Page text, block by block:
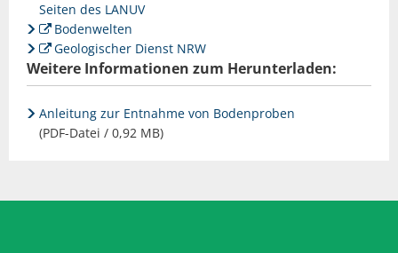
Seiten des LANUV
Bodenwelten
Geologischer Dienst NRW
Weitere Informationen zum Herunterladen:
Anleitung zur Entnahme von Bodenproben
(PDF-Datei / 0,92 MB)